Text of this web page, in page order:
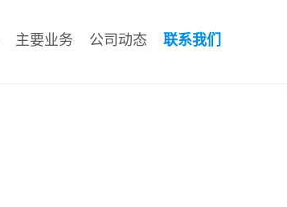
主要业务 公司动态 联系我们